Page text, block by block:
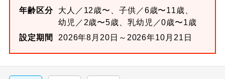
年齢区分
大人／12歳〜、子供／6歳〜11歳、
幼児／2歳〜5歳、乳幼児／0歳〜1歳
設定期間
2026年8月20日～2026年10月21日